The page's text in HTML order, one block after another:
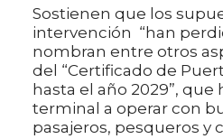
Sostienen que los
intervención “han
nombran entre otros
del “Certificado de
hasta el año 2029”, que
terminal a operar con
pasajeros, pesqueros y